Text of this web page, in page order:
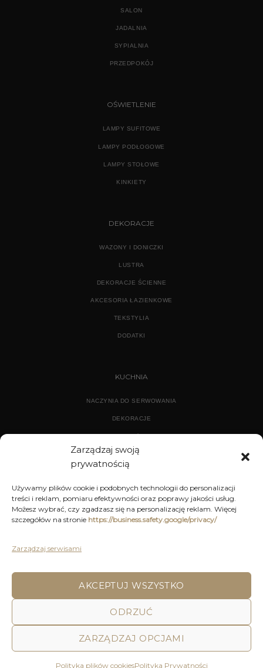
Zarządzaj swoją
prywatnością
Używamy plików cookie i podobnych technologii do personalizacji
treści i reklam, pomiaru efektywności oraz poprawy jakości usług.
Możesz wybrać, czy zgadzasz się na personalizację reklam. Więcej
szczegółów na stronie https://business.safety.google/privacy/
Zarządzaj serwisami
AKCEPTUJ WSZYSTKO
ODRZUĆ
ZARZĄDZAJ OPCJAMI
Polityka plików cookiesPolityka Prywatności
SALON
JADALNIA
SYPIALNIA
PRZEDPOKÓJ
OŚWIETLENIE
LAMPY SUFITOWE
LAMPY PODŁOGOWE
LAMPY STOŁOWE
KINKIETY
DEKORACJE
WAZONY I DONICZKI
LUSTRA
DEKORACJE ŚCIENNE
AKCESORIA ŁAZIENKOWE
TEKSTYLIA
DODATKI
KUCHNIA
NACZYNIA DO SERWOWANIA
DEKORACJE
DEKORACJE
KUCHNIA
POLITYKA PRYWATNOŚCI
REGULAMIN SKLEPU ON-LINE
DECOR AND YOU
Decor & You | Home Decorations | Home Accessories |